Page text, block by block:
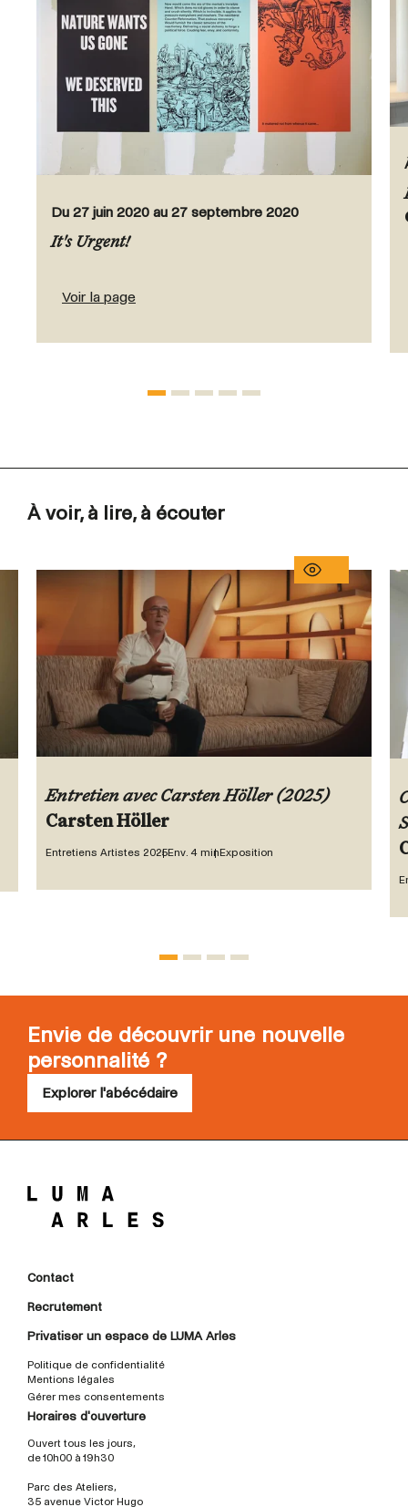
It's Urgent!
Du 27 juin 2020 au 27 septembre 2020
Voir la page
À voir, à lire, à écouter
Entretien avec Carsten Höller (2025)
Carsten Höller
Entretiens Artistes 2025Env. 4 minExposition
Envie de découvrir une nouvelle
personnalité ?
Explorer l'abécédaire
Contact
Recrutement
Privatiser un espace de LUMA Arles
Politique de confidentialité
Mentions légales
Gérer mes consentements
Horaires d'ouverture
Ouvert tous les jours,
de 10h00 à 19h30
Parc des Ateliers,
35 avenue Victor Hugo